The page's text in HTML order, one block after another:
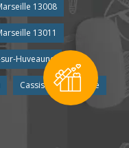
13008
13011
Huveaune
Cassis Aubagne